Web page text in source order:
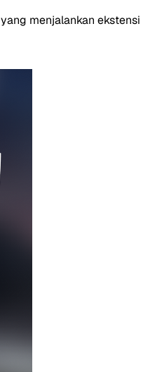
menjalankan